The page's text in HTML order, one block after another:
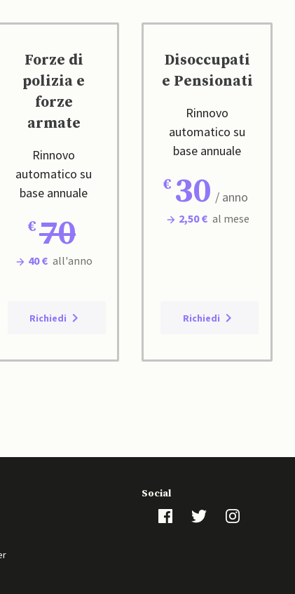
Forze di
polizia e
forze
armate
Rinnovo
automatico su
base annuale
70
40 € all'anno
Richiedi
Disoccupati
e Pensionati
Rinnovo
automatico su
base annuale
30 / anno
2,50 € al mese
Richiedi
Social